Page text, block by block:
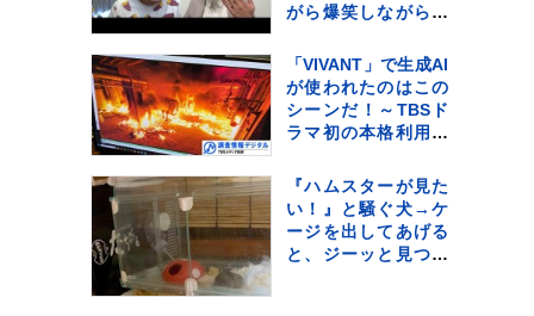
がら爆笑しながらよ
手はフリーアナウン
サー・佐藤佳奈さ
ん ジャンボたかお
大祝福
「VIVANT」で生成AI
が使われたのはこの
シーンだ！～TBSド
ラマ初の本格利用～
ル】
『ハムスターが見た
い！』と騒ぐ犬→ケ
ージを出してあげる
と、ジーッと見つめ